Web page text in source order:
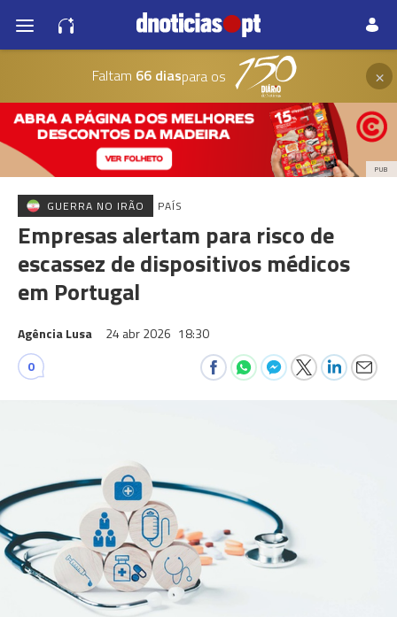
Faltam 66 diaspara os ×
PUB
GUERRA NO IRÃO PAÍS
Empresas alertam para risco de
escassez de dispositivos médicos
em Portugal
Agência Lusa 24 abr 2026 18:30
0